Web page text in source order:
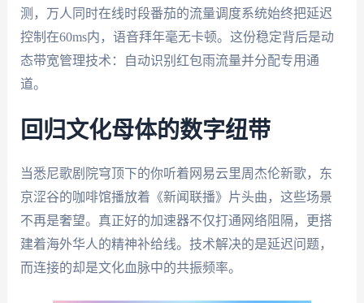
测，万人同时在线时段番茄的流量调度系统始终把延迟
控制在60ms内，语音拜年毫无卡顿。这份稳定背后是动
态带宽管理技术：自动识别红包雨流量并分配专用通
道。
回归文化母体的数字纽带
当悉尼歌剧院穹顶下的你听着网易云里周杰伦新歌，东
京涩谷的咖啡馆播放着《新闻联播》片头曲，这些场景
不再是奢望。真正好的加速器不仅打通网络阻隔，更搭
建着海外华人的精神补给线。技术解决的是延迟问题，
而连接的却是文化血脉中的共振频率。